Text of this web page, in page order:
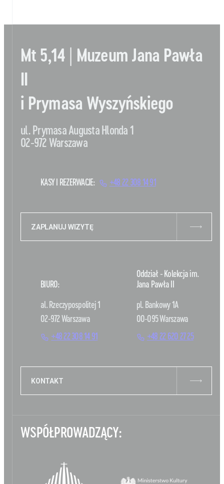
Mt 5,14 | Muzeum Jana Pawła
i Prymasa Wyszyńskiego
ul. Prymasa Augusta Hlonda 1
02-972 Warszawa
KASY I REZERWACJE: +48 22 308 14 91
ZAPLANUJ WIZYTĘ
BIURO:
al. Rzeczypospolitej 1
02-972 Warszawa
+48 22 308 14 91
Oddział - Kolekcja im.
Jana Pawła II
pl. Bankowy 1A
00-095 Warszawa
+48 22 620 27 25
KONTAKT
WSPÓŁPROWADZĄCY: